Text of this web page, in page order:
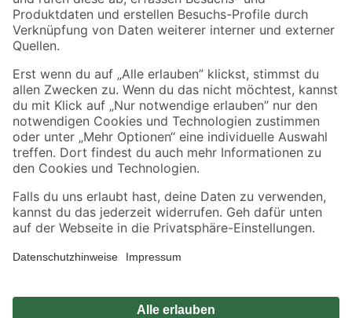
Sicher einkaufen
Jetzt die toom-App herunterladen
Alle Preisangaben in EUR inkl. gesetzl. MwSt.. Die dargestellten Angebote sind unter
Umständen nicht in allen Märkten verfügbar. Die angegebenen Verfügbarkeiten beziehen
Produkte nur solange der Vorrat reicht.
*Paketversand ab 59 € versandkostenfrei, gilt nicht für Artikel mit Speditionsversand, hier
Privatsphäre Impressum